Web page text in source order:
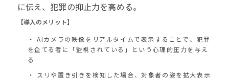
に伝え、犯罪の抑止力を高める。
【導入のメリット】
AIカメラの映像をリアルタイムで表示することで、犯罪
を企てる者に「監視されている」という心理的圧力を与え
る
スリや置き引きを検知した場合、対象者の姿を拡大表示